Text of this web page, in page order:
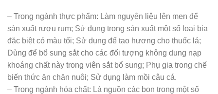
– Trong ngành thực phẩm: Làm nguyên liệu lên men để
sản xuất rượu rum; Sử dụng trong sản xuất một số loại bia
đặc biệt có màu tối; Sử dụng để tạo hương cho thuốc lá;
Dùng để bổ sung sắt cho các đối tượng không dung nạp
khoáng chất này trong viên sắt bổ sung; Phụ gia trong chế
biến thức ăn chăn nuôi; Sử dụng làm mồi câu cá.
– Trong ngành hóa chất: Là nguồn các bon trong một số